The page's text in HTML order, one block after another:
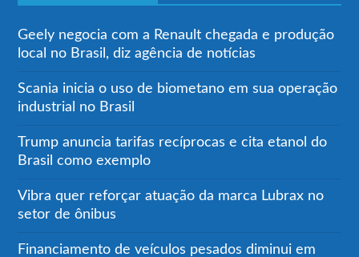
Geely negocia com a Renault chegada e produção
local no Brasil, diz agência de notícias
Scania inicia o uso de biometano em sua operação
industrial no Brasil
Trump anuncia tarifas recíprocas e cita etanol do
Brasil como exemplo
Vibra quer reforçar atuação da marca Lubrax no
setor de ônibus
Financiamento de veículos pesados diminui em